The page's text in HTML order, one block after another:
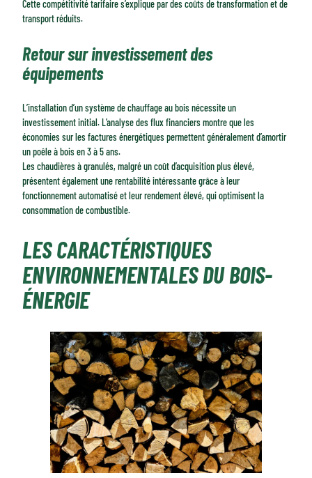
Cette compétitivité tarifaire s’explique par des coûts de transformation et de
transport réduits.
Retour sur investissement des
équipements
L’installation d’un système de chauffage au bois nécessite un
investissement initial. L’analyse des flux financiers montre que les
économies sur les factures énergétiques permettent généralement d’amortir
un poêle à bois en 3 à 5 ans.
Les chaudières à granulés, malgré un coût d’acquisition plus élevé,
présentent également une rentabilité intéressante grâce à leur
fonctionnement automatisé et leur rendement élevé, qui optimisent la
consommation de combustible.
LES CARACTÉRISTIQUES
ENVIRONNEMENTALES DU BOIS-
ÉNERGIE